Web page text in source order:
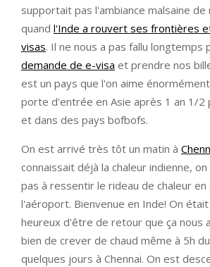
supportait pas l'ambiance malsaine
quand l'Inde a rouvert ses frontières
visas. Il ne nous a pas fallu longtemps
demande de e-visa et prendre nos
est un pays que l'on aime
porte d'entrée en Asie après 1 an 1/2
et dans des pays bofbofs.
On est arrivé très tôt un matin à
connaissait déjà la chaleur indienne,
pas à ressentir le rideau de chaleur
l'aéroport. Bienvenue en Inde! On
heureux d'être de retour que ça nous
bien de crever de chaud même à 5h
quelques jours à Chennai. On est